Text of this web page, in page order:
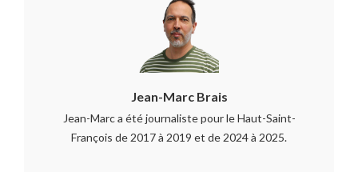
Jean-Marc Brais
Jean-Marc a été journaliste pour le Haut-Saint-
François de 2017 à 2019 et de 2024 à 2025.